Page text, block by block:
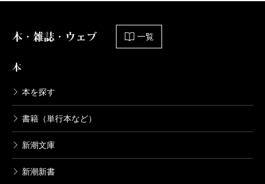
本・雑誌・ウェブ 一覧
本
本を探す
書籍（単行本など）
新潮文庫
新潮新書